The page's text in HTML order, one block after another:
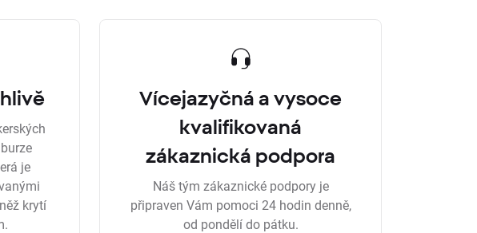
je
krytí
Vícejazyčná a vysoce
kvalifikovaná
zákaznická podpora
Náš tým zákaznické podpory je
připraven Vám pomoci 24 hodin denně,
od pondělí do pátku.